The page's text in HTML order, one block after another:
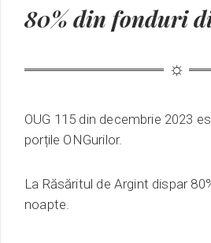
80% din fonduri
OUG 115 din decembrie 2023
porțile ONGurilor.
La Răsăritul de Argint dispar
noapte.